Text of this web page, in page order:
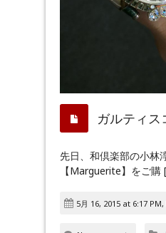
ガルティス
先日、和倶楽部の小林
【Marguerite】をご購
5月 16, 2015 at 6:17